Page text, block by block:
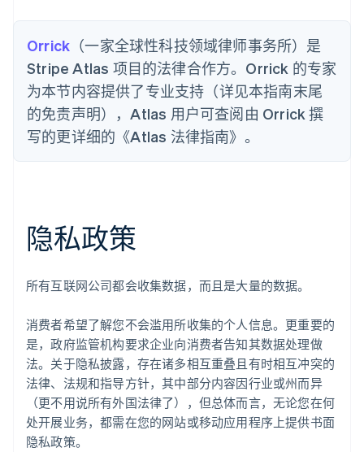
Orrick （一家全球性科技领域律师事务所）是
Stripe Atlas 项目的法律合作方。Orrick 的专家
为本节内容提供了专业支持（详见本指南末尾
的免责声明），Atlas 用户可查阅由 Orrick 撰
写的更详细的《Atlas 法律指南》。
隐私政策
所有互联网公司都会收集数据，而且是大量的数据。
消费者希望了解您不会滥用所收集的个人信息。更重要的
是，政府监管机构要求企业向消费者告知其数据处理做
法。关于隐私披露，存在诸多相互重叠且有时相互冲突的
法律、法规和指导方针，其中部分内容因行业或州而异
（更不用说所有外国法律了），但总体而言，无论您在何
处开展业务，都需在您的网站或移动应用程序上提供书面
隐私政策。